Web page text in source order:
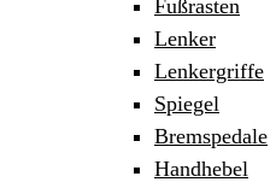
Fußrasten
Lenker
Lenkergriffe
Spiegel
Bremspedale
Handhebel